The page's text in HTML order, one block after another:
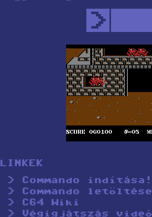
>
LINKEK
Commando indítása!
Commando letöltése
C64 Wiki
Végigjátszás videó